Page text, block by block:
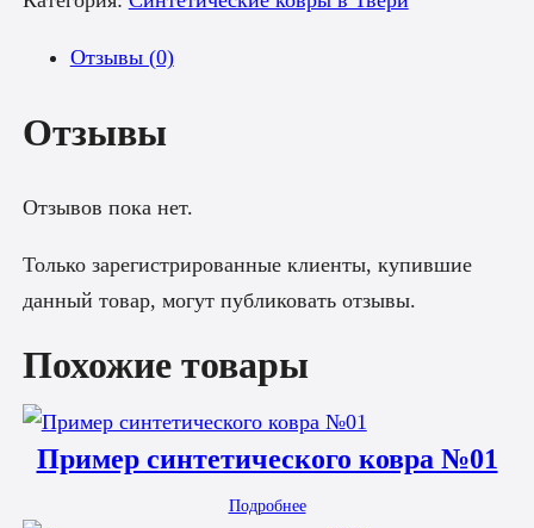
Отзывы (0)
Отзывы
Отзывов пока нет.
Только зарегистрированные клиенты, купившие
данный товар, могут публиковать отзывы.
Похожие товары
Пример синтетического ковра №01
Подробнее